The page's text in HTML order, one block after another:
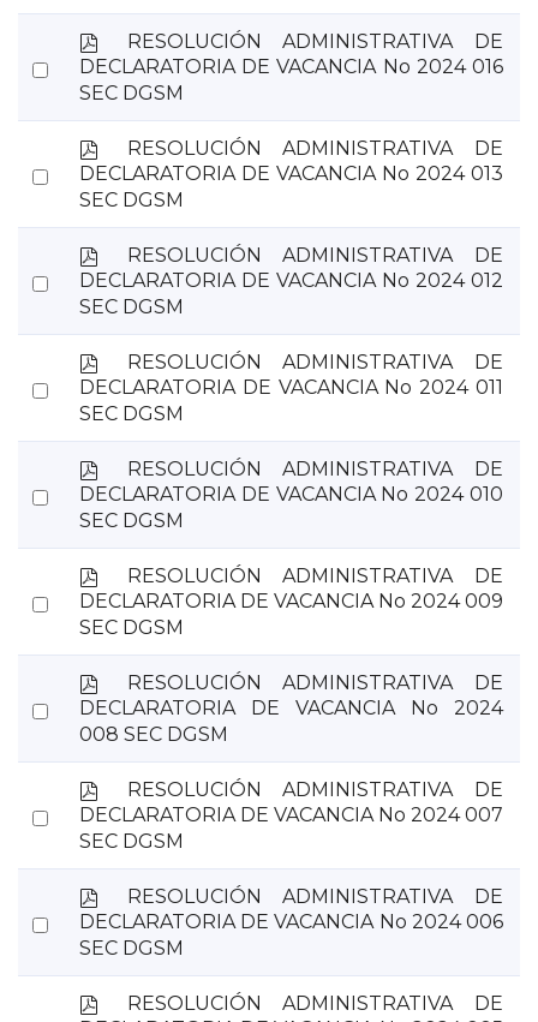
Select
p
d
f
RESOLUCIÓN ADMINISTRATIVA DE
DECLARATORIA DE VACANCIA No 2024 016
SEC DGSM
Select
p
d
f
RESOLUCIÓN ADMINISTRATIVA DE
DECLARATORIA DE VACANCIA No 2024 013
SEC DGSM
Select
p
d
f
RESOLUCIÓN ADMINISTRATIVA DE
DECLARATORIA DE VACANCIA No 2024 012
SEC DGSM
Select
p
d
f
RESOLUCIÓN ADMINISTRATIVA DE
DECLARATORIA DE VACANCIA No 2024 011
SEC DGSM
Select
p
d
f
RESOLUCIÓN ADMINISTRATIVA DE
DECLARATORIA DE VACANCIA No 2024 010
SEC DGSM
Select
p
d
f
RESOLUCIÓN ADMINISTRATIVA DE
DECLARATORIA DE VACANCIA No 2024 009
SEC DGSM
Select
p
d
f
RESOLUCIÓN ADMINISTRATIVA DE
DECLARATORIA DE VACANCIA No 2024
008 SEC DGSM
Select
p
d
f
RESOLUCIÓN ADMINISTRATIVA DE
DECLARATORIA DE VACANCIA No 2024 007
SEC DGSM
Select
p
d
f
RESOLUCIÓN ADMINISTRATIVA DE
DECLARATORIA DE VACANCIA No 2024 006
SEC DGSM
pRESOLUCIÓN ADMINISTRATIVA DE